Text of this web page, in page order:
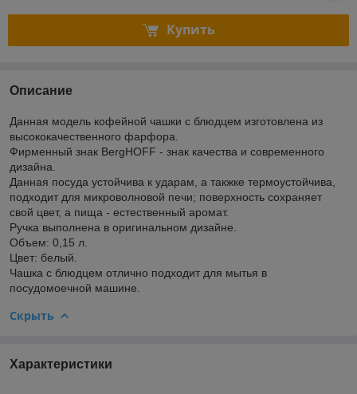
Купить
Описание
Данная модель кофейной чашки с блюдцем изготовлена из
высококачественного фарфора.
Фирменный знак BergHOFF - знак качества и современного
дизайна.
Данная посуда устойчива к ударам, а такжке термоустойчива,
подходит для микроволновой печи; поверхность сохраняет
свой цвет, а пища - естественный аромат.
Ручка выполнена в оригинальном дизайне.
Объем: 0,15 л.
Цвет: белый.
Чашка с блюдцем отлично подходит для мытья в
посудомоечной машине.
Скрыть
Характеристики